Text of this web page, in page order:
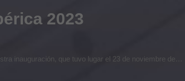
2023
inauguración, que tuvo lugar el 23 de noviembre de…